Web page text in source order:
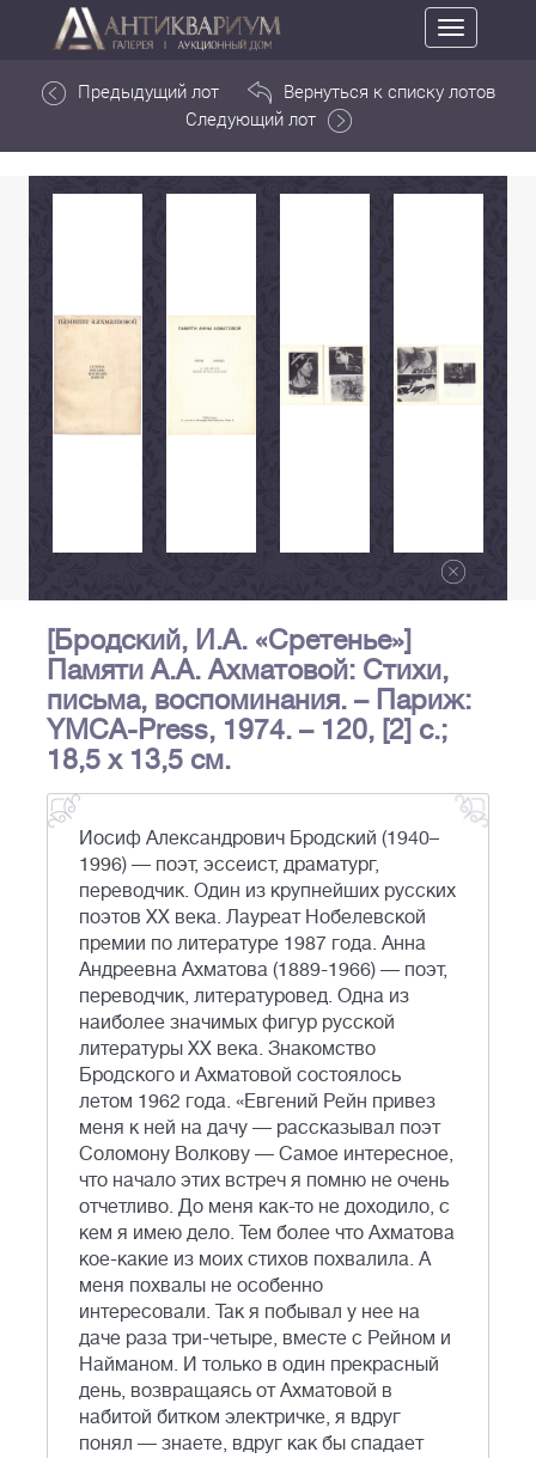
Toggle
navigation
Предыдущий лот
Вернуться к списку лотов
Следующий лот
[Бродский, И.А. «Сретенье»]
Памяти А.А. Ахматовой: Стихи,
письма, воспоминания. – Париж:
YMCA-Press, 1974. – 120, [2] с.;
18,5 х 13,5 см.
Иосиф Александрович Бродский (1940–
1996) — поэт, эссеист, драматург,
переводчик. Один из крупнейших русских
поэтов XX века. Лауреат Нобелевской
премии по литературе 1987 года. Анна
Андреевна Ахматова (1889-1966) — поэт,
переводчик, литературовед. Одна из
наиболее значимых фигур русской
литературы XX века. Знакомство
Бродского и Ахматовой состоялось
летом 1962 года. «Евгений Рейн привез
меня к ней на дачу — рассказывал поэт
Соломону Волкову — Самое интересное,
что начало этих встреч я помню не очень
отчетливо. До меня как-то не доходило, с
кем я имею дело. Тем более что Ахматова
кое-какие из моих стихов похвалила. А
меня похвалы не особенно
интересовали. Так я побывал у нее на
даче раза три-четыре, вместе с Рейном и
Найманом. И только в один прекрасный
день, возвращаясь от Ахматовой в
набитой битком электричке, я вдруг
понял — знаете, вдруг как бы спадает